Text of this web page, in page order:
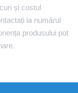
și costul
la numărul
produsului pot